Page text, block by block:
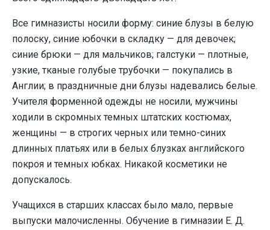
Все гимназисты носили форму: синие блузы в белую
полоску, синие юбочки в складку — для девочек;
синие брюки — для мальчиков; галстуки — плотные,
узкие, тканые голубые трубочки — покупались в
Англии; в праздничные дни блузы надевались белые.
Учителя форменной одежды не носили, мужчины
ходили в скромных темных штатских костюмах,
женщины — в строгих черных или темно-синих
длинных платьях или в белых блузках английского
покроя и темных юбках. Никакой косметики не
допускалось.
Учащихся в старших классах было мало, первые
выпуски малочисленны. Обучение в гимназии Е. Д.